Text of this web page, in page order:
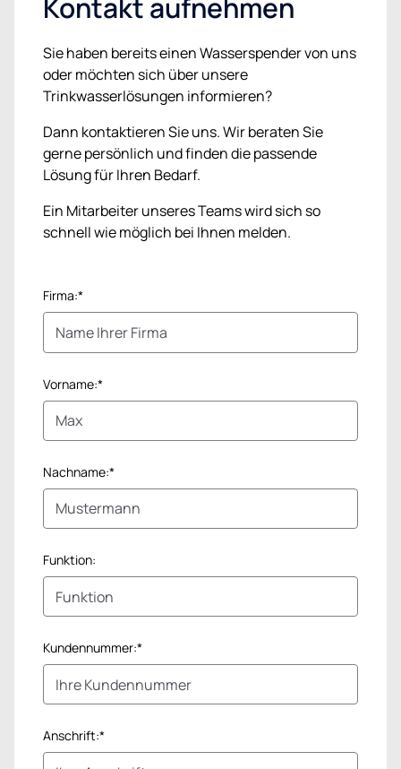
Kontakt aufnehmen
Sie haben bereits einen Wasserspender von uns
oder möchten sich über unsere
Trinkwasserlösungen informieren?
Dann kontaktieren Sie uns. Wir beraten Sie
gerne persönlich und finden die passende
Lösung für Ihren Bedarf.
Ein Mitarbeiter unseres Teams wird sich so
schnell wie möglich bei Ihnen melden.
Firma:*
Vorname:*
Nachname:*
Funktion:
Kundennummer:*
Anschrift:*